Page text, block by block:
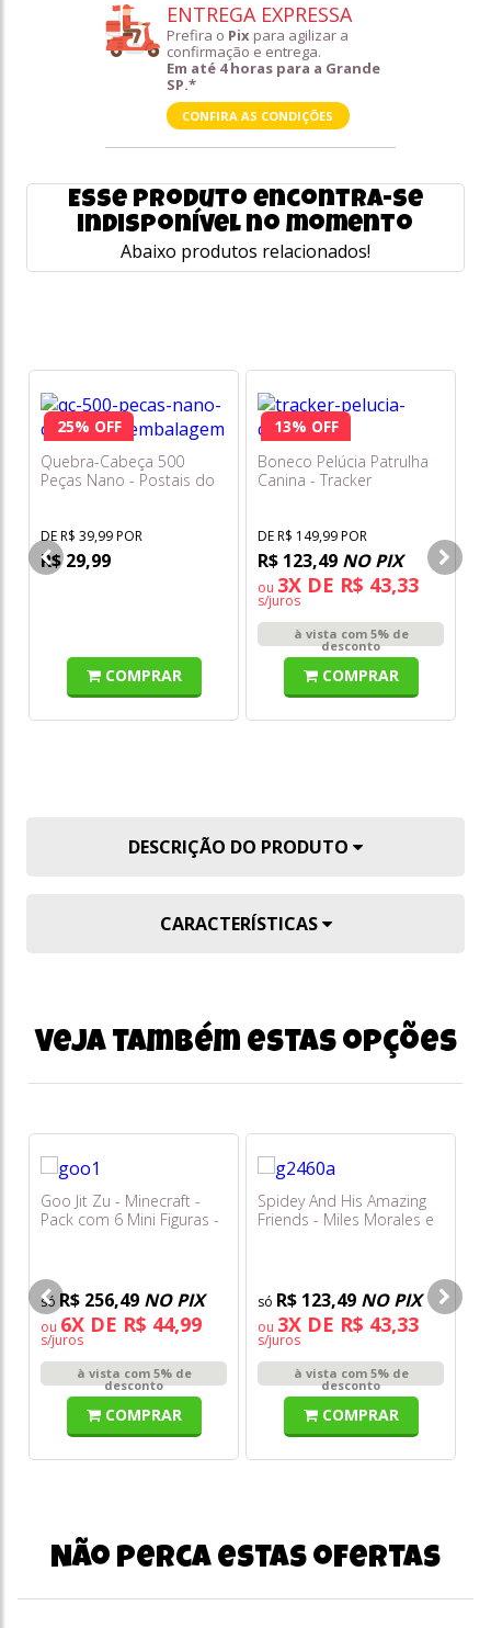
ENTREGA EXPRESSA
Prefira o Pix para agilizar a
confirmação e entrega.
Em até 4 horas para a Grande
SP.*
CONFIRA AS CONDIÇÕES
Esse produto encontra-se
indisponível no momento
Abaixo produtos relacionados!
25% OFF
Quebra-Cabeça 500
Peças Nano - Postais do
DE R$ 39,99 POR
R$ 29,99
COMPRAR
13% OFF
Boneco Pelúcia Patrulha
Canina - Tracker
DE R$ 149,99 POR
R$ 123,49 NO PIX
ou 3X DE R$ 43,33
s/juros
à vista com 5% de
desconto
COMPRAR
DESCRIÇÃO DO PRODUTO
CARACTERÍSTICAS
Veja também estas opções
Goo Jit Zu - Minecraft -
Pack com 6 Mini Figuras -
R$ 256,49 NO PIX
ou 6X DE R$ 44,99
s/juros
à vista com 5% de
desconto
COMPRAR
Spidey And His Amazing
Friends - Miles Morales e
R$ 123,49 NO PIX
ou 3X DE R$ 43,33
s/juros
à vista com 5% de
desconto
COMPRAR
Não perca estas ofertas